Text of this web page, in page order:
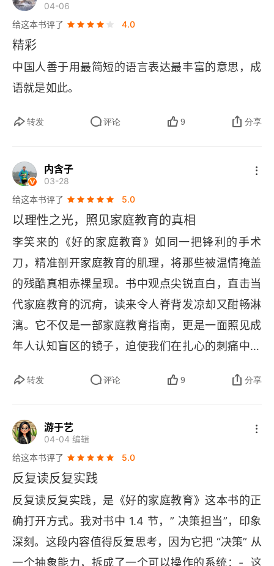
子。课程的设计原则是三条：尽量正确，尽量科
学，尽量简单。筛选标准更狠：我自己都不敢信
的，我自己都不敢用在我自己孩子身上的，我绝不
拿出来分享。这本书到底值不值得读如果你是那种
追求 “标准答案” 的家长 —— 比如 “孩子几岁该学
选择。但如果你愿意承认一件事 —— 你自己才是
孩子真正的起跑线，你的人生操作系统决定孩子的
底层算法 —— 那这本书值得你花时间读三遍。第
一遍：别被气死。第二遍：开始反思。第三遍：发
现自己才是问题所在。然后你就会明白，李笑来说
“好的家庭教育成本极低” 是什么意思 —— 真正贵
的是你脑子里的那些旧观念。而换掉它们，不需要
花一分钱，只需要花点勇气。
教育儿子，从不用父亲的权威施压，从不随意指责
批评。他只是把自己的人生经历、成败感悟，娓娓
道给孩子听，一步步引领儿子树立正确的人生观、
价值观、世界观，让他从心底坚信：我的命运，我
自己做主。最好的教育，从来不是管教，而是引
切刚刚开始。接下来，要做的无非就是六个基础观
子，无论走多远，回头都能看到我们温和的目光。
确的价值观（如诚信、勤劳、担当）则是大树的根
一代人。总之，我的人生，建立在不拿不属于自己
之物的体面上，依靠创造价值的能力立足，通过不
断做出更好选择前行，并让这一切努力，在我身后
建一套以产权为基石、以生产为实践、以判断为导
航的理性价值观与行为体系，并通过在家庭中以身
作则、代代传承，实现个人与家族的持续、自主的
成长与繁荣。
太清楚。这说明什么？说明这些更重要的问题、重
要的事就没进到我脑子里。说明这些问题，真的值
得反复琢磨，不是读一遍就能解决的。这本书值得
再细读一遍。不是因为它给了答案，而是因为它问
问题，而这些问题，值得自己想。
04-06
给这本书评了
4.0
精彩
中国人善于用最简短的语言表达最丰富的意思，成
语就是如此。
转发 评论 9 分享
内含子
03-28
给这本书评了
5.0
以理性之光，照见家庭教育的真相
李笑来的《好的家庭教育》如同一把锋利的手术
刀，精准剖开家庭教育的肌理，将那些被温情掩盖
的残酷真相赤裸呈现。书中观点尖锐直白，直击当
代家庭教育的沉疴，读来令人脊背发凉却又酣畅淋
漓。它不仅是一部家庭教育指南，更是一面照见成
年人认知盲区的镜子，迫使我们在扎心的刺痛中重
章      李笑来的笔触从不粉饰太平，他撕开家庭教
出，家庭教育的首要对象不是孩子，而是家长，真
点颠覆了传统认知，戳中无数家长的痛点 —— 我
们总在焦虑如何改变孩子，却鲜少反思自身行为对
孩子的塑造。      更犀利的是，他揭露了过度保
护、唯成绩论等教育误区对孩子成长的桎梏，这些
被普遍默认的 “爱”，实则是阻碍孩子独立与成长的
转发 评论 9 分享
游于艺
04-04 编辑
给这本书评了
5.0
反复读反复实践
反复读反复实践，是《好的家庭教育》这本书的正
确打开方式。我对书中 1.4 节，” 决策担当”，印象
深刻。这段内容值得反复思考，因为它把 “决策” 从
一个抽象能力，拆成了一个可以操作的系统：-  这